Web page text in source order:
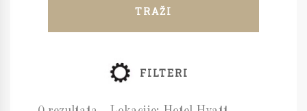
TRAŽI
FILTERI